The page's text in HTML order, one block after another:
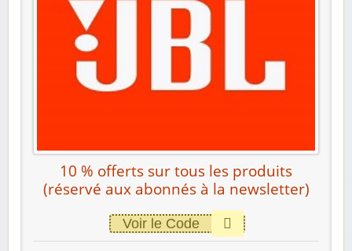
10 % offerts sur tous les produits
(réservé aux abonnés à la newsletter)
Voir le Code